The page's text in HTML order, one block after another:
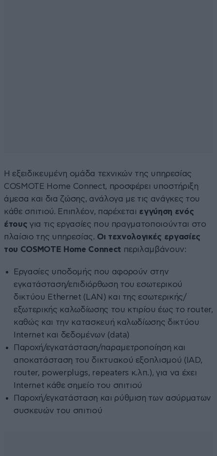
Η εξειδικευμένη ομάδα τεχνικών της υπηρεσίας
COSMOTE Home Connect, προσφέρει υποστήριξη
άμεσα και δια ζώσης, ανάλογα με τις ανάγκες του
κάθε σπιτιού. Επιπλέον, παρέχεται εγγύηση ενός
έτους για τις εργασίες που πραγματοποιούνται στο
πλαίσιο της υπηρεσίας. Οι τεχνολογικές εργασίες
του COSMOTE Home Connect περιλαμβάνουν:
Εργασίες υποδομής που αφορούν στην
εγκατάσταση/επιδιόρθωση του εσωτερικού
δικτύου Ethernet (LAN) και της εσωτερικής/
εξωτερικής καλωδίωσης του κτιρίου έως το router,
καθώς και την κατασκευή καλωδίωσης δικτύου
Internet και δεδομένων (data)
Παροχή/εγκατάσταση/παραμετροποίηση και
αποκατάσταση του δικτυακού εξοπλισμού (IAD,
router, powerplugs, repeaters κ.λπ.), για να έχει
Internet κάθε σημείο του σπιτιού
Παροχή/εγκατάσταση και ρύθμιση των ασύρματων
συσκευών του σπιτιού